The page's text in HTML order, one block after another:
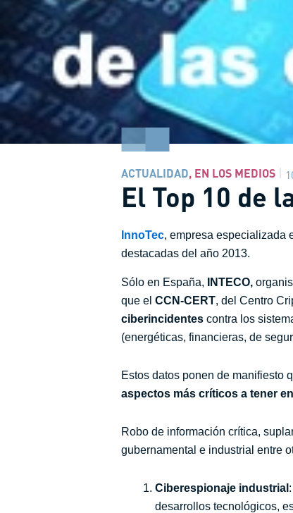
ACTUALIDAD, EN LOS MEDIOS
El Top 10 de
InnoTec, empresa especializada
destacadas del año 2013.
Sólo en España, INTECO,
que el CCN-CERT, del Centro
ciberincidentes contra los
(energéticas, financieras, de
Estos datos ponen de manifiesto
aspectos más críticos a tener
Robo de información crítica,
gubernamental e industrial entre
Ciberespionaje industrial
desarrollos tecnológicos,